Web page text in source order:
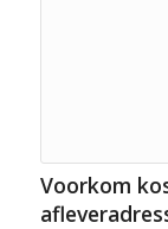
Voorkom